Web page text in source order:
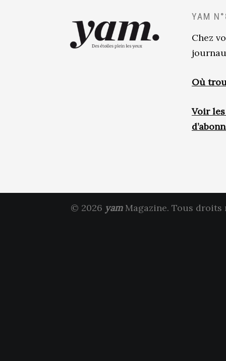
YAM
Chez
Où
Voir
© 2026 yamMagazine. Tous droits